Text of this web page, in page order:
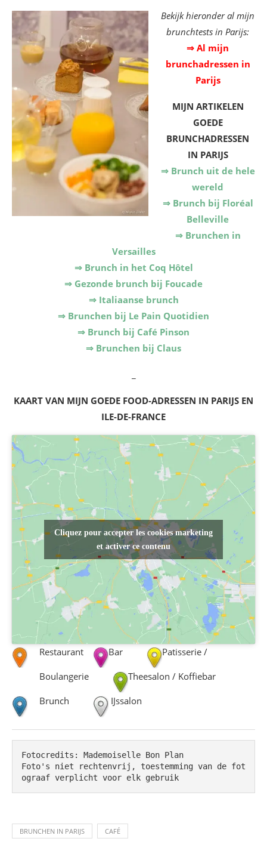
Bekijk hieronder al mijn
brunchtests in Parijs:
⇒ Al mijn
brunchadressen in
Parijs
MIJN ARTIKELEN
GOEDE
BRUNCHADRESSEN
IN PARIJS
⇒ Brunch uit de hele
wereld
⇒ Brunch bij Floréal
Belleville
⇒ Brunchen in
Versailles
⇒ Brunch in het Coq Hôtel
⇒ Gezonde brunch bij Foucade
⇒ Italiaanse brunch
⇒ Brunchen bij Le Pain Quotidien
⇒ Brunch bij Café Pinson
⇒ Brunchen bij Claus
KAART VAN MIJN GOEDE FOOD-ADRESSEN IN PARIJS EN
ILE-DE-FRANCE
Cliquez pour accepter les cookies marketing
et activer ce contenu
Restaurant Bar Patisserie /
Boulangerie Theesalon / Koffiebar
Brunch IJssalon
Fotocredits: Mademoiselle Bon Plan
Foto's niet rechtenvrij, toestemming van de fot
ograaf verplicht voor elk gebruik
BRUNCHEN IN PARIJS CAFÉ